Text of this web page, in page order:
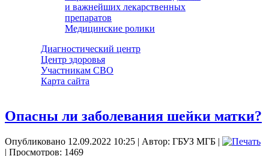
и важнейших лекарственных
препаратов
Медицинские ролики
Диагностический центр
Центр здоровья
Участникам СВО
Карта сайта
Опасны ли заболевания шейки матки?
Опубликовано 12.09.2022 10:25 | Автор: ГБУЗ МГБ |
| Просмотров: 1469